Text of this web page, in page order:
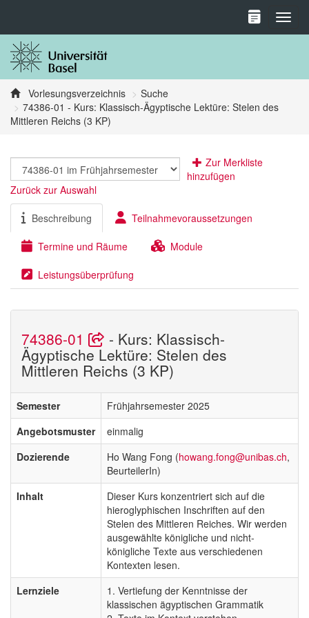
Vorlesungsverzeichnis
Suche
74386-01 - Kurs: Klassisch-Ägyptische Lektüre: Stelen des
Mittleren Reichs (3 KP)
Zur Merkliste
hinzufügen
Zurück zur Auswahl
Beschreibung Teilnahmevoraussetzungen
Termine und Räume Module
Leistungsüberprüfung
74386-01 - Kurs: Klassisch-
Ägyptische Lektüre: Stelen des
Mittleren Reichs (3 KP)
Semester
Frühjahrsemester 2025
Angebotsmuster
einmalig
Dozierende
Ho Wang Fong (howang.fong@unibas.ch,
BeurteilerIn)
Inhalt
Dieser Kurs konzentriert sich auf die
hieroglyphischen Inschriften auf den
Stelen des Mittleren Reiches. Wir werden
ausgewählte königliche und nicht-
königliche Texte aus verschiedenen
Kontexten lesen.
Lernziele
1. Vertiefung der Kenntnisse der
klassischen ägyptischen Grammatik